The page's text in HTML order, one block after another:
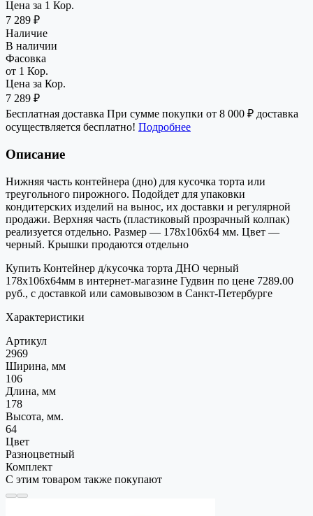
Цена за 1 Кор.
7 289 ₽
Наличие
В наличии
Фасовка
от 1 Кор.
Цена за Кор.
7 289 ₽
Бесплатная доставка При сумме покупки от 8 000 ₽ доставка
осуществляется бесплатно! Подробнее
Описание
Нижняя часть контейнера (дно) для кусочка торта или
треугольного пирожного. Подойдет для упаковки
кондитерских изделий на вынос, их доставки и регулярной
продажи. Верхняя часть (пластиковый прозрачный колпак)
реализуется отдельно. Размер — 178х106х64 мм. Цвет —
черный. Крышки продаются отдельно
Купить Контейнер д/кусочка торта ДНО черный
178х106х64мм в интернет-магазине Гудвин по цене 7289.00
руб., с доставкой или самовывозом в Санкт-Петербурге
Характеристики
Артикул
2969
Ширина, мм
106
Длина, мм
178
Высота, мм.
64
Цвет
Разноцветный
Комплект
С этим товаром также покупают